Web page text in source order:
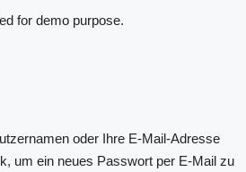
for demo purpose.
oder Ihre E-Mail-Adresse
um ein neues Passwort per E-Mail zu